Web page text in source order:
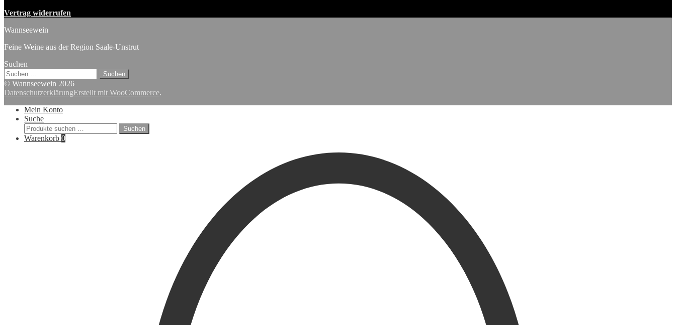
Vertrag widerrufen
Wannseewein
Feine Weine aus der Region Saale-Unstrut
Suchen
Suchen
nach:
© Wannseewein 2026
DatenschutzerklärungErstellt mit WooCommerce.
Mein Konto
Suche
Suchen
nach:
Suchen
Warenkorb 0